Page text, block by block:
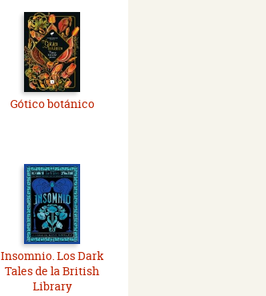
Gótico botánico
Insomnio. Los Dark
Tales de la British
Library